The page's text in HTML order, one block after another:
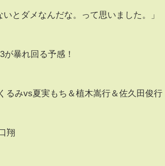
とダメなんだな。って思いました。」
暴れ回る予感！
るみvs夏実もち＆植木嵩行＆佐久田俊行
翔